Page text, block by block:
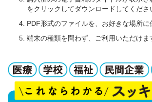
をクリックしてダウンロードしてくださ
PDF形式のファイルを、お好きな場所に
端末の種類を問わず、ご利用いただけま